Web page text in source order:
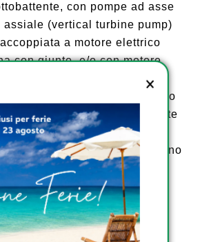
con pompe ad asse
(vertical turbine pump)
a motore elettrico
con giunto, e/o con motore
ad angolo 90° con giunto
ed infine quando non ci sono
pompe sommerse poste
fondo dei serbatoi con
Tutte le soluzioni sono
di prova con misuratore di
vari come previsto da
12845 – UNI 10779 – UNI